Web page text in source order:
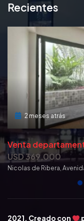
Recientes
super ubicación! con estacionamientos
2 meses atrás
USD 369,000
Nicolas de Ribera,
2021. Creado con